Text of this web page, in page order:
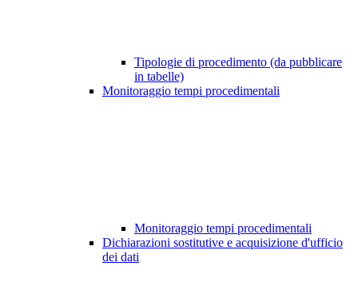
Tipologie di procedimento (da pubblicare
in tabelle)
Monitoraggio tempi procedimentali
Monitoraggio tempi procedimentali
Dichiarazioni sostitutive e acquisizione d'ufficio
dei dati